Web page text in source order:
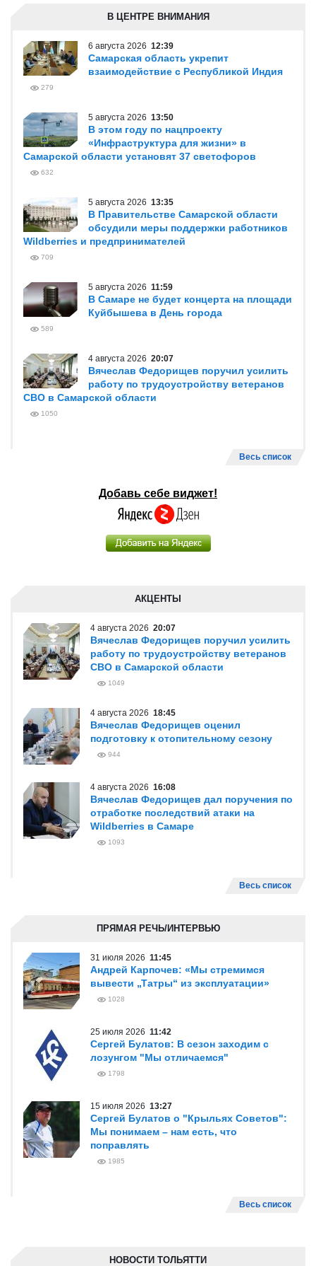
В ЦЕНТРЕ ВНИМАНИЯ
6 августа 2026 12:39
Самарская область укрепит
взаимодействие с Республикой Индия
279
5 августа 2026 13:50
В этом году по нацпроекту
«Инфраструктура для жизни» в
Самарской области установят 37 светофоров
632
5 августа 2026 13:35
В Правительстве Самарской области
обсудили меры поддержки работников
Wildberries и предпринимателей
709
5 августа 2026 11:59
В Самаре не будет концерта на площади
Куйбышева в День города
589
4 августа 2026 20:07
Вячеслав Федорищев поручил усилить
работу по трудоустройству ветеранов
СВО в Самарской области
1050
Весь список
Добавь себе виджет!
АКЦЕНТЫ
4 августа 2026 20:07
Вячеслав Федорищев поручил усилить
работу по трудоустройству ветеранов
СВО в Самарской области
1049
4 августа 2026 18:45
Вячеслав Федорищев оценил
подготовку к отопительному сезону
944
4 августа 2026 16:08
Вячеслав Федорищев дал поручения по
отработке последствий атаки на
Wildberries в Самаре
1093
Весь список
ПРЯМАЯ РЕЧЬ/ИНТЕРВЬЮ
31 июля 2026 11:45
Андрей Карпочев: «Мы стремимся
вывести „Татры“ из эксплуатации»
1028
25 июля 2026 11:42
Сергей Булатов: В сезон заходим с
лозунгом "Мы отличаемся"
1798
15 июля 2026 13:27
Сергей Булатов о "Крыльях Советов":
Мы понимаем – нам есть, что
поправлять
1985
Весь список
НОВОСТИ ТОЛЬЯТТИ